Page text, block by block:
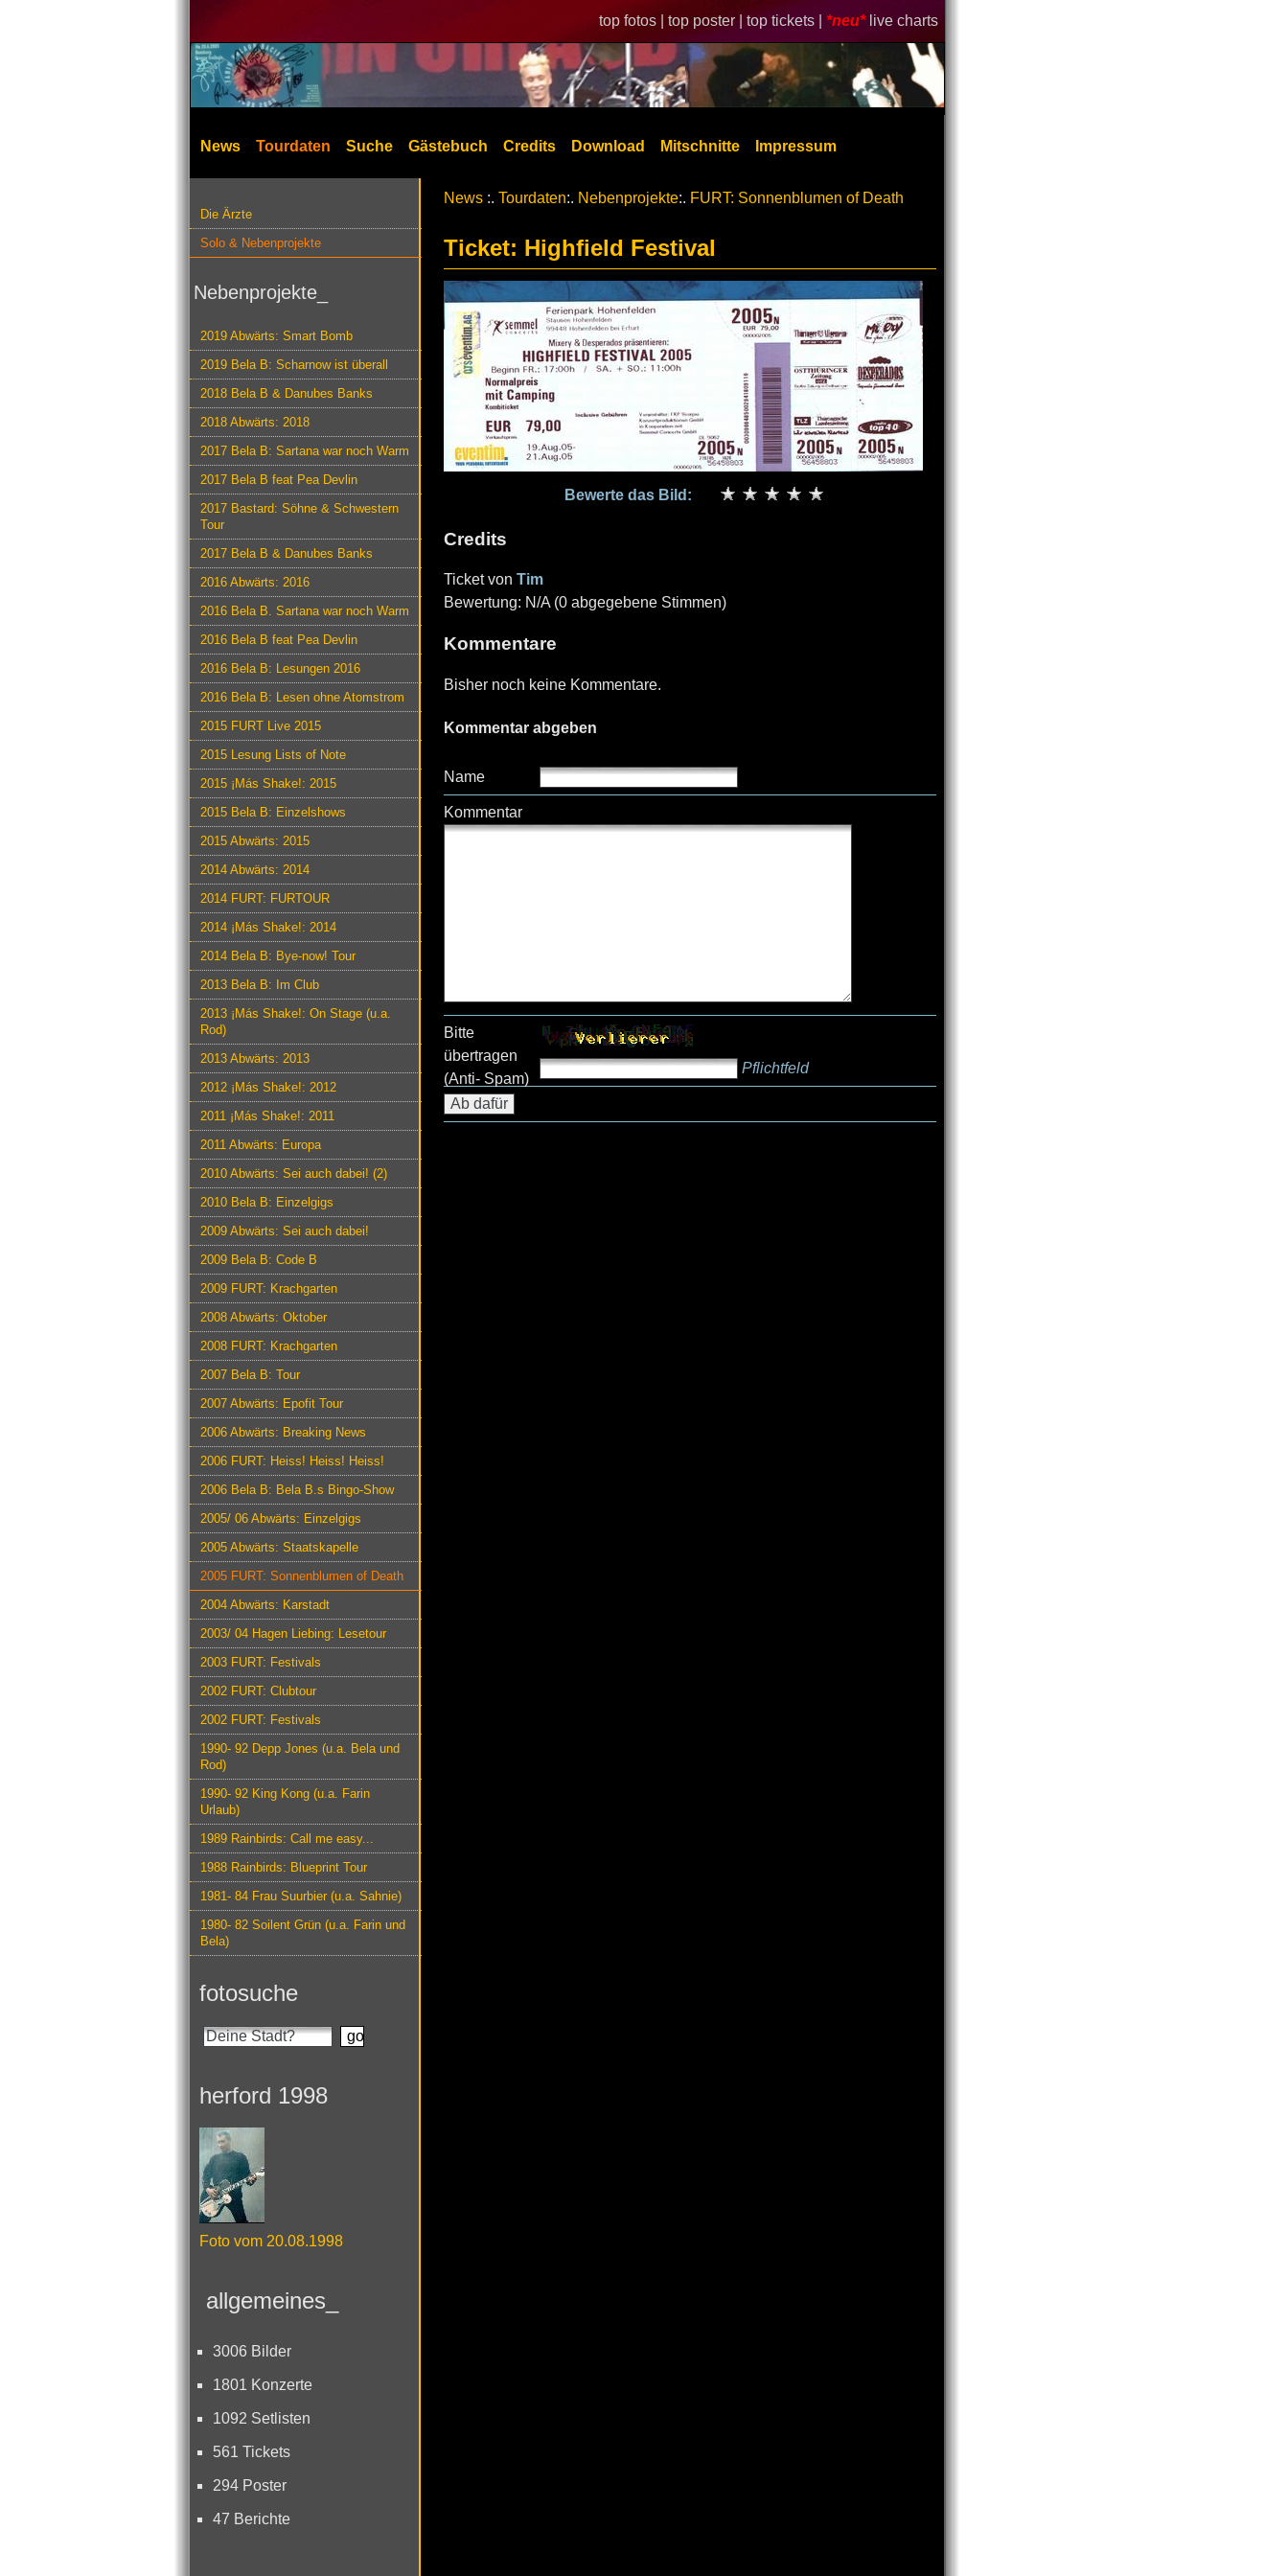
top fotos | top poster | top tickets | *neu* live charts
News Tourdaten Suche Gästebuch Credits Download Mitschnitte Impressum
Die Ärzte
Solo & Nebenprojekte
Nebenprojekte_
2019 Abwärts: Smart Bomb
2019 Bela B: Scharnow ist überall
2018 Bela B & Danubes Banks
2018 Abwärts: 2018
2017 Bela B: Sartana war noch Warm
2017 Bela B feat Pea Devlin
2017 Bastard: Söhne & Schwestern
Tour
2017 Bela B & Danubes Banks
2016 Abwärts: 2016
2016 Bela B. Sartana war noch Warm
2016 Bela B feat Pea Devlin
2016 Bela B: Lesungen 2016
2016 Bela B: Lesen ohne Atomstrom
2015 FURT Live 2015
2015 Lesung Lists of Note
2015 ¡Más Shake!: 2015
2015 Bela B: Einzelshows
2015 Abwärts: 2015
2014 Abwärts: 2014
2014 FURT: FURTOUR
2014 ¡Más Shake!: 2014
2014 Bela B: Bye-now! Tour
2013 Bela B: Im Club
2013 ¡Más Shake!: On Stage (u.a.
Rod)
2013 Abwärts: 2013
2012 ¡Más Shake!: 2012
2011 ¡Más Shake!: 2011
2011 Abwärts: Europa
2010 Abwärts: Sei auch dabei! (2)
2010 Bela B: Einzelgigs
2009 Abwärts: Sei auch dabei!
2009 Bela B: Code B
2009 FURT: Krachgarten
2008 Abwärts: Oktober
2008 FURT: Krachgarten
2007 Bela B: Tour
2007 Abwärts: Epofit Tour
2006 Abwärts: Breaking News
2006 FURT: Heiss! Heiss! Heiss!
2006 Bela B: Bela B.s Bingo-Show
2005/ 06 Abwärts: Einzelgigs
2005 Abwärts: Staatskapelle
2005 FURT: Sonnenblumen of Death
2004 Abwärts: Karstadt
2003/ 04 Hagen Liebing: Lesetour
2003 FURT: Festivals
2002 FURT: Clubtour
2002 FURT: Festivals
1990- 92 Depp Jones (u.a. Bela und
Rod)
1990- 92 King Kong (u.a. Farin
Urlaub)
1989 Rainbirds: Call me easy...
1988 Rainbirds: Blueprint Tour
1981- 84 Frau Suurbier (u.a. Sahnie)
1980- 82 Soilent Grün (u.a. Farin und
Bela)
fotosuche
herford 1998
Foto vom 20.08.1998
allgemeines_
3006 Bilder
1801 Konzerte
1092 Setlisten
561 Tickets
294 Poster
47 Berichte
News :. Tourdaten:. Nebenprojekte:. FURT: Sonnenblumen of Death
Ticket: Highfield Festival
Bewerte das Bild:
Credits
Ticket von Tim
Bewertung: N/A (0 abgegebene Stimmen)
Kommentare
Bisher noch keine Kommentare.
Kommentar abgeben
Name
Kommentar
Bitte
übertragen
(Anti- Spam)
Pflichtfeld